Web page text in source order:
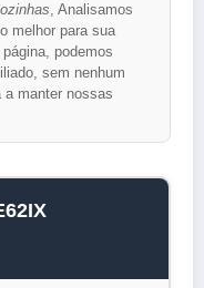
, Analisamos
melhor para sua
podemos
sem nenhum
manter nossas